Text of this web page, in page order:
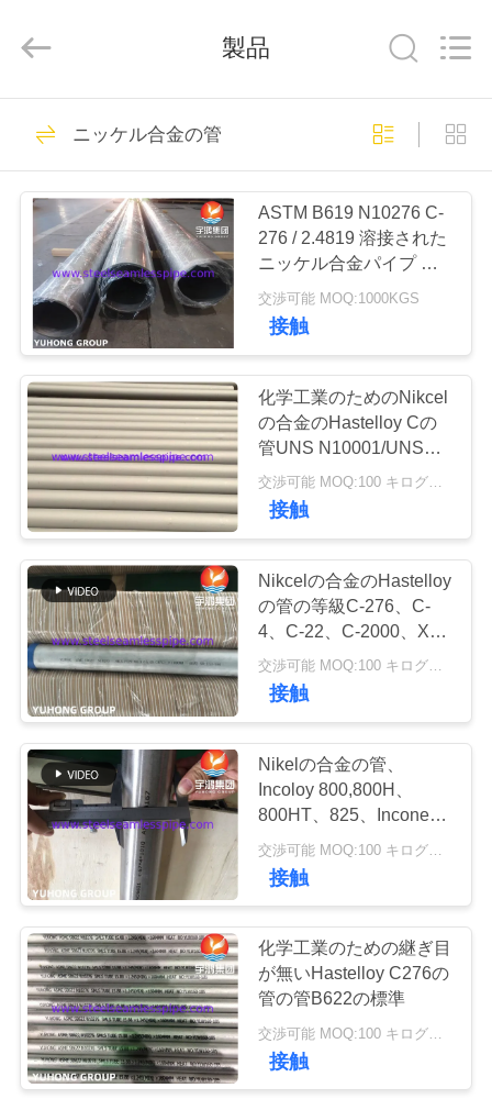
製
達
に
つ
い
て
工
場
旅
行
品
質
管
理
私
達
Yuhong
Group
Co.,Ltd.
Reserved.
ステンレス鋼のシ
ームレスパイプ
351
ステンレス鋼の継
ぎ目が無い管
348
二重ステンレス鋼
の管
140
二重ステンレス鋼
の管
39
製品
ニッケル合金の管
ASTM B619 N10276 C-
276 / 2.4819 溶接された
ニッケル合金パイプ ハ
ステロイパイプ
交渉可能 MOQ:1000KGS
接触
化学工業のためのNikcel
の合金のHastelloy Cの
管UNS N10001/UNS
N10665/UNS N10675
交渉可能 MOQ:100 キログラム
接触
Nikcelの合金のHastelloy
の管の等級C-276、C-
4、C-22、C-2000、X、
B-2、B-3、G-30のG-35
化学工業の適用
交渉可能 MOQ:100 キログラム
接触
Nikelの合金の管、
Incoloy 800,800H、
800HT、825、Inconel
600,601,625,690、
718。Monel 400の継ぎ
目が無い管
接触
化学工業のための継ぎ目
が無いHastelloy C276の
管の管B622の標準
交渉可能 MOQ:100 キログラム
接触